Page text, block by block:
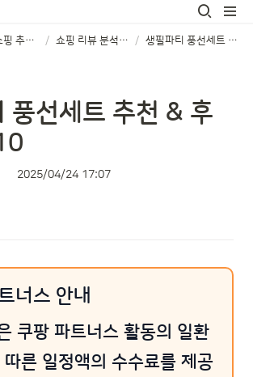
도리쇼핑 추천 상품 리뷰분석 보기 / 쇼핑 리뷰 분석 TOP8 제품 소개 / 생필파티 풍선세트 추천 & 후기 TOP10
풍선세트 추천 & 후
2025/04/24 17:07
너스 안내
쿠팡 파트너스 활동의 일환
른 일정액의 수수료를 제공